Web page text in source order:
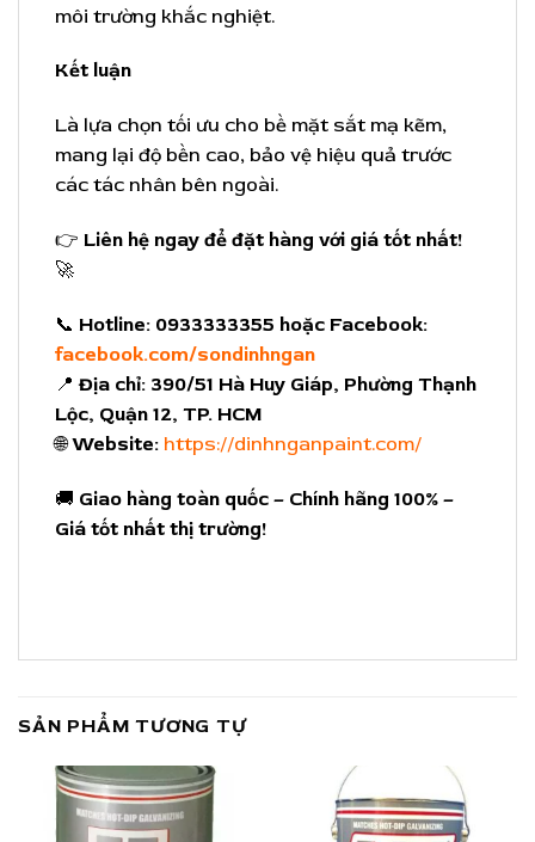
môi trường khắc nghiệt.
Kết luận
Là lựa chọn tối ưu cho bề mặt sắt mạ kẽm,
mang lại độ bền cao, bảo vệ hiệu quả trước
các tác nhân bên ngoài.
👉 Liên hệ ngay để đặt hàng với giá tốt nhất!
🚀
📞 Hotline: 0933333355 hoặc Facebook:
facebook.com/sondinhngan
📍Địa chỉ: 390/51 Hà Huy Giáp, Phường Thạnh
Lộc, Quận 12, TP. HCM
🌐Website: https://dinhnganpaint.com/
🚚 Giao hàng toàn quốc – Chính hãng 100% –
Giá tốt nhất thị trường!
SẢN PHẨM TƯƠNG TỰ